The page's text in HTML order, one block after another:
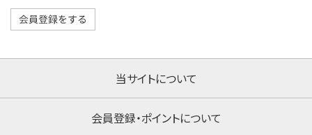
当サイトについて
会員登録・ポイントについて